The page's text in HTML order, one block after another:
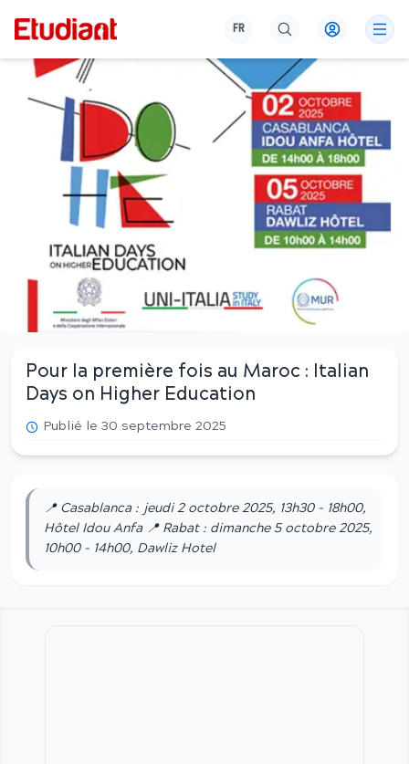
FR
Pour la première fois au Maroc : Italian
Days on Higher Education
Publié le 30 septembre 2025
📍 Casablanca : jeudi 2 octobre 2025, 13h30 – 18h00,
Hôtel Idou Anfa 📍 Rabat : dimanche 5 octobre 2025,
10h00 – 14h00, Dawliz Hotel